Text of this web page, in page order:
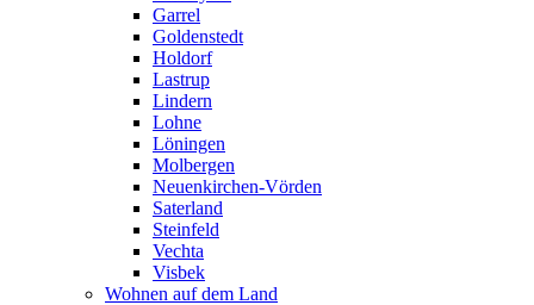
Garrel
Goldenstedt
Holdorf
Lastrup
Lindern
Lohne
Löningen
Molbergen
Neuenkirchen-Vörden
Saterland
Steinfeld
Vechta
Visbek
Wohnen auf dem Land